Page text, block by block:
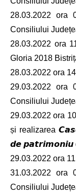
28.03.2022 ora
Consiliului
28.03.2022 ora
Gloria 2018
28.03.2022 ora
29.03.2022 ora
Consiliului
29.03.2022 ora
și realizarea
𝙙𝙚 𝙥𝙖𝙩𝙧𝙞𝙢𝙤𝙣𝙞𝙪
29.03.2022 ora
31.03.2022 ora
Consiliului